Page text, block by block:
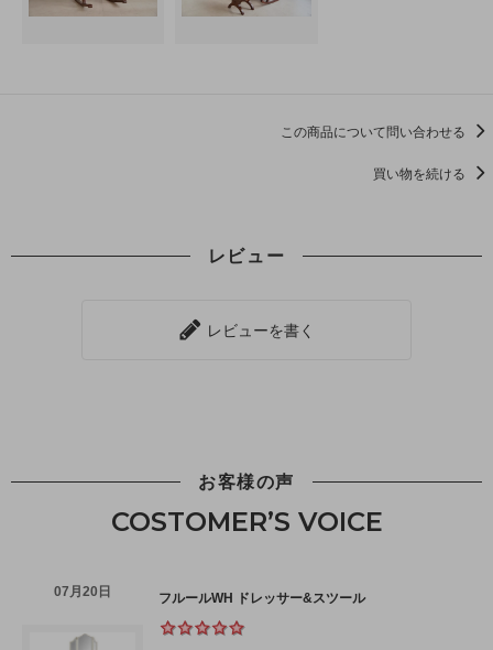
この商品について問い合わせる
買い物を続ける
レビュー
レビューを書く
お客様の声
COSTOMER’S VOICE